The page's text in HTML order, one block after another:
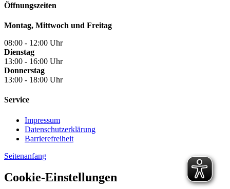
Öffnungszeiten
Montag, Mittwoch und Freitag
08:00 - 12:00 Uhr
Dienstag
13:00 - 16:00 Uhr
Donnerstag
13:00 - 18:00 Uhr
Service
Impressum
Datenschutzerklärung
Barrierefreiheit
Seitenanfang
Cookie-Einstellungen